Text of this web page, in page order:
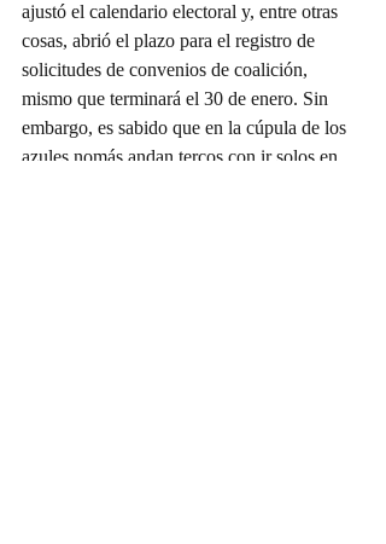
ajustó el calendario electoral y, entre otras
cosas, abrió el plazo para el registro de
solicitudes de convenios de coalición,
mismo que terminará el 30 de enero. Sin
embargo, es sabido que en la cúpula de los
azules nomás andan tercos con ir solos en